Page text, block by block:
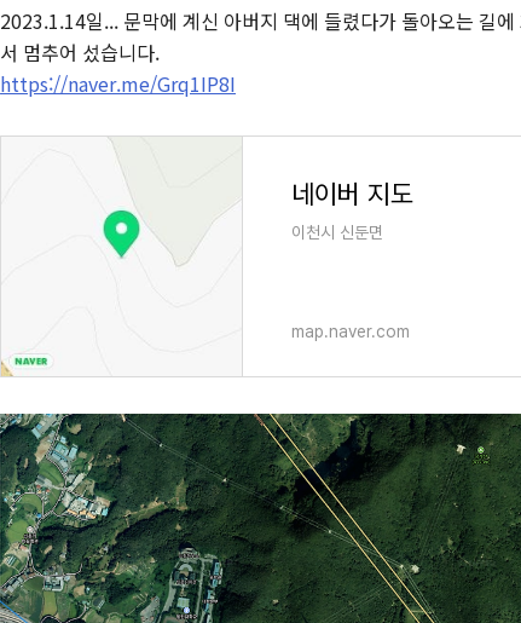
2023.1.14일... 문막에 계신 아버지 댁에 들렸다가 돌아오는 길
서 멈추어 섰습니다.
https://naver.me/Grq1IP8I
네이버 지도
이천시 신둔면
map.naver.com